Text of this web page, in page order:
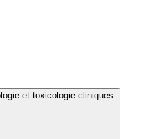
et toxicologie cliniques